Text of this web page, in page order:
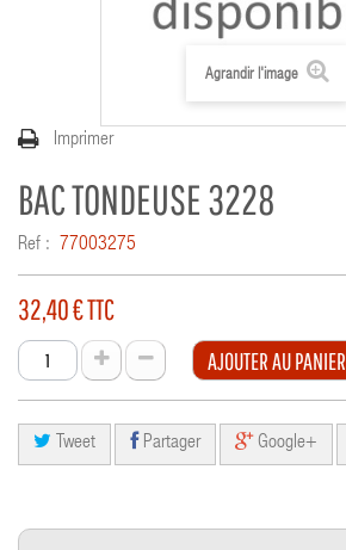
Agrandir l'image
Imprimer
BAC TONDEUSE 3228
Ref : 77003275
32,40 €TTC
AJOUTER AU PANIER
Tweet Partager Google+